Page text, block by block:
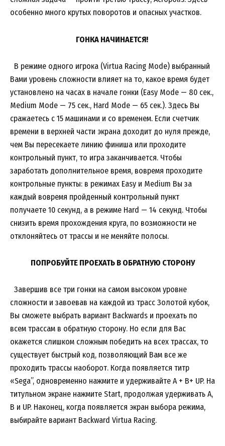
особенно много крутых поворотов и опасных участков.
ГОНКА НАЧИНАЕТСЯ!
В режиме одного игрока (Virtua Racing Mode) выбранный
Вами уровень сложности влияет на то, какое время будет
установлено на часах в начале гонки (Easy Mode — 80 сек.,
Medium Mode — 75 сек., Hard Mode — 65 сек.). Здесь Вы
сражаетесь с 15 машинами и со временем. Если счетчик
времени в верхней части экрана доходит до нуля прежде,
чем Вы пересекаете линию финиша или проходите
контрольный пункт, то игра заканчивается. Чтобы
заработать дополнительное время, вовремя проходите
контрольные пункты: в режимах Easy и Medium Вы за
каждый вовремя пройденный контрольный пункт
получаете 10 секунд, а в режиме Hard — 14 секунд. Чтобы
снизить время прохождения круга, по возможности не
отклоняйтесь от трассы и не меняйте полосы.
ПОПРОБУЙТЕ ПРОЕХАТЬ В ОБРАТНУЮ СТОРОНУ
Завершив все три гонки на самом высоком уровне
сложности и завоевав на каждой из трасс Золотой кубок,
Вы сможете выбрать вариант Backwards и проехать по
всем трассам в обратную сторону. Но если для Вас
окажется слишком сложным победить на всех трассах, то
существует быстрый код, позволяющий Вам все же
проходить трассы наоборот. Когда появляется титр
«Sega”, одновременно нажмите и удерживайте A + B+ UP. На
титульном экране нажмите Start, продолжая удерживать A,
B и UP. Наконец, когда появляется экран выбора режима,
выбирайте вариант Backward Virtua Racing.